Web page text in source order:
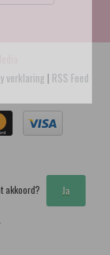
verklaring | RSS Feed
akkoord? Ja